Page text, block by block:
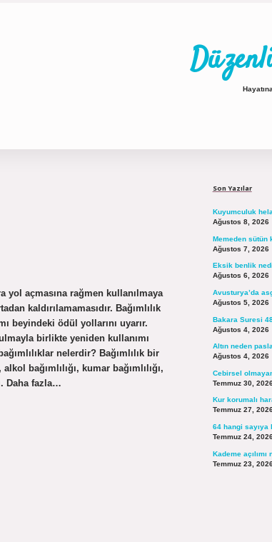
yol açmasına rağmen kullanılmaya
kaldırılamamasıdır. Bağımlılık
beyindeki ödül yollarını uyarır.
birlikte yeniden kullanımı
nelerdir? Bağımlılık bir
bağımlılığı, kumar bağımlılığı,
Daha fazla…
Son Yazılar
Kuyumculuk
Ağustos 8, 2026
Memeden sütün
Ağustos 7, 2026
Eksik benlik
Ağustos 6, 2026
Avusturya’da
Ağustos 5, 2026
Bakara Suresi
Ağustos 4, 2026
Altın neden
Ağustos 4, 2026
Cebirsel
Temmuz 30,
Kur korumalı
Temmuz 27,
64 hangi sayıya
Temmuz 24,
Kademe açılımı
Temmuz 23,